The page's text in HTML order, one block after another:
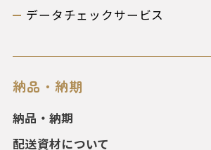
データチェックサービス
納品・納期
納品・納期
配送資材について